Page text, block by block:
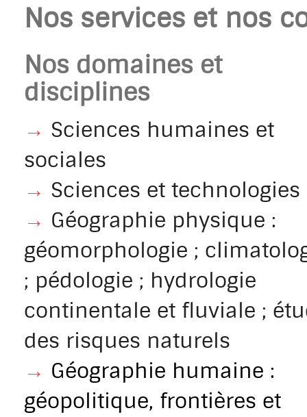
Nos services et nos
Nos domaines et
disciplines
→ Sciences humaines et
sociales
→ Sciences et technologies
→ Géographie physique :
géomorphologie ;
; pédologie ; hydrologie
continentale et fluviale ;
des risques naturels
→ Géographie humaine :
géopolitique, frontières et